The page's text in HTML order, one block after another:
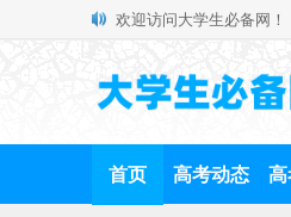
欢迎访问大学生必备网！
首页 高考动态